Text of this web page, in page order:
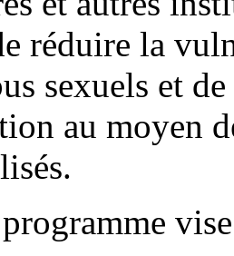
réduire la
sexuels et
au moyen